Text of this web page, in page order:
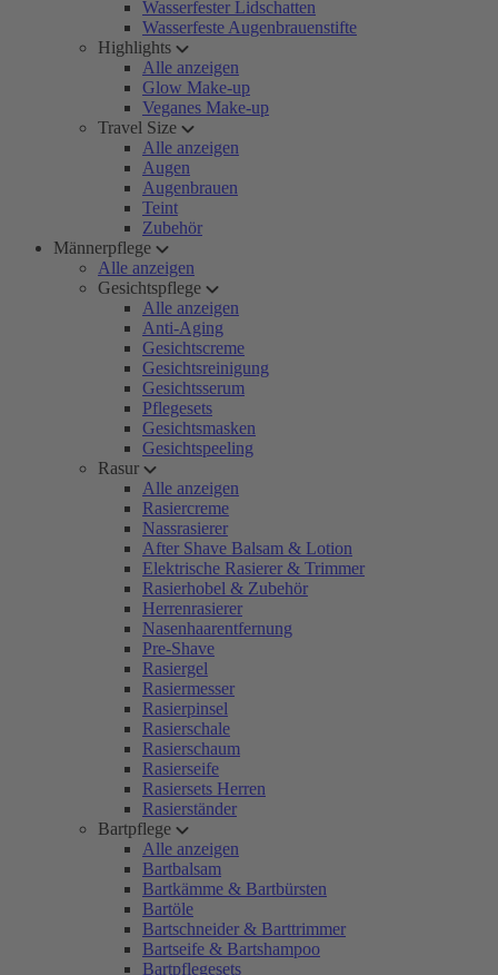
Wasserfester Lidschatten
Wasserfeste Augenbrauenstifte
Highlights
Alle anzeigen
Glow Make-up
Veganes Make-up
Travel Size
Alle anzeigen
Augen
Augenbrauen
Teint
Zubehör
Männerpflege
Alle anzeigen
Gesichtspflege
Alle anzeigen
Anti-Aging
Gesichtscreme
Gesichtsreinigung
Gesichtsserum
Pflegesets
Gesichtsmasken
Gesichtspeeling
Rasur
Alle anzeigen
Rasiercreme
Nassrasierer
After Shave Balsam & Lotion
Elektrische Rasierer & Trimmer
Rasierhobel & Zubehör
Herrenrasierer
Nasenhaarentfernung
Pre-Shave
Rasiergel
Rasiermesser
Rasierpinsel
Rasierschale
Rasierschaum
Rasierseife
Rasiersets Herren
Rasierständer
Bartpflege
Alle anzeigen
Bartbalsam
Bartkämme & Bartbürsten
Bartöle
Bartschneider & Barttrimmer
Bartseife & Bartshampoo
Bartpflegesets